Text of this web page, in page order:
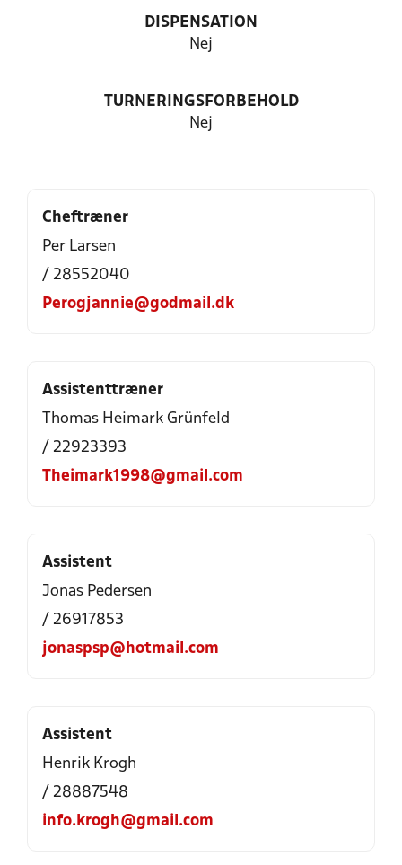
DISPENSATION
Nej
TURNERINGSFORBEHOLD
Nej
Cheftræner
Per Larsen
/ 28552040
Perogjannie@godmail.dk
Assistenttræner
Thomas Heimark Grünfeld
/ 22923393
Theimark1998@gmail.com
Assistent
Jonas Pedersen
/ 26917853
jonaspsp@hotmail.com
Assistent
Henrik Krogh
/ 28887548
info.krogh@gmail.com